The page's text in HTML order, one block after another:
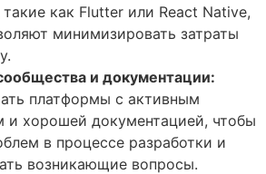
как Flutter или React Native,
минимизировать затраты
и документации:
платформы с активным
и хорошей документацией, чтобы
в процессе разработки и
возникающие вопросы.